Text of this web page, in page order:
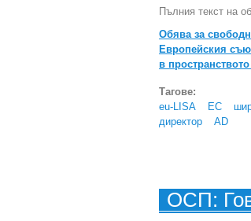
Пълния текст на
Обява за
Европейския
в
Тагове:
eu-LISA
ЕС
директор
AD
ОСП: